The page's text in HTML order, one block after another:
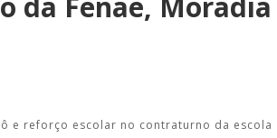
e reforço escolar no contraturno da escola